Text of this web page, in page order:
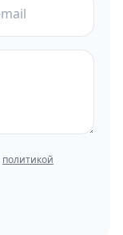
политикой